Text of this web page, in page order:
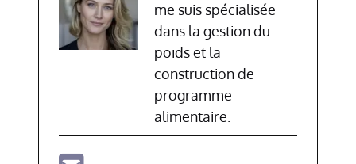
me suis spécialisée
dans la gestion du
poids et la
construction de
programme
alimentaire.